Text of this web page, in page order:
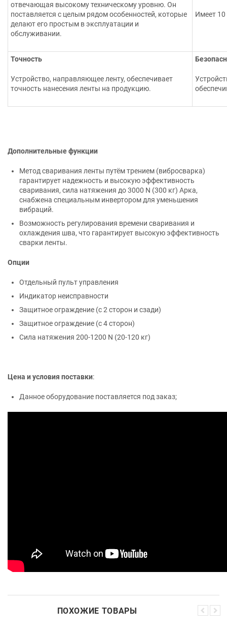
отвечающая высокому техническому уровню. Он
поставляется с целым рядом особенностей, которые
делают его простым в эксплуатации и
обслуживании.
Имеет
Точность
Устройство, направляющее ленту, обеспечивает
точность нанесения ленты на продукцию.
Дополнительные функции
Метод сваривания ленты путём трением (вибросварка)
гарантирует надежность и высокую эффективность
сваривания, сила натяжения до 3000 N (300 кг) Арка,
снабжена специальным инвертором для уменьшения
вибраций.
Возможность регулирования времени сваривания и
охлаждения шва, что гарантирует высокую эффективность
сварки ленты.
Опции
Отдельный пульт управления
Индикатор неисправности
Защитное ограждение (с 2 сторон и сзади)
Защитное ограждение (с 4 сторон)
Сила натяжения 200-1200 N (20-120 кг)
Цена и условия поставки:
Данное оборудование поставляется под заказ;
ПОХОЖИЕ ТОВАРЫ